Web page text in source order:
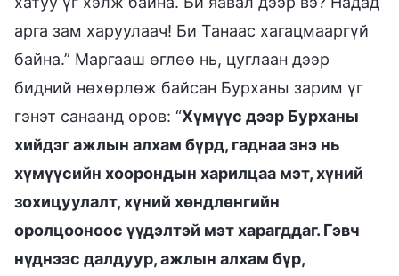
арга зам харуулаач! Би Танаас хагацмааргүй
байна.” Маргааш өглөө нь, цуглаан дээр
бидний нөхөрлөж байсан Бурханы зарим үг
гэнэт санаанд оров: “Хүмүүс дээр Бурханы
хийдэг ажлын алхам бүрд, гаднаа энэ нь
хүмүүсийн хоорондын харилцаа мэт, хүний
зохицуулалт, хүний хөндлөнгийн
оролцооноос үүдэлтэй мэт харагддаг. Гэвч
нүднээс далдуур, ажлын алхам бүр,